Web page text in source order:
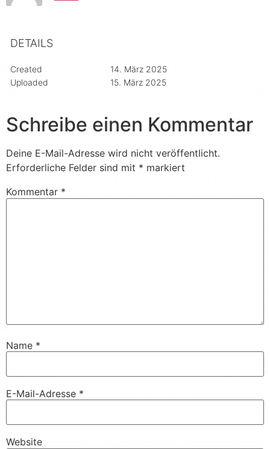
DETAILS
Created
14. März 2025
Uploaded
15. März 2025
Schreibe einen Kommentar
Deine E-Mail-Adresse wird nicht veröffentlicht.
Erforderliche Felder sind mit * markiert
Kommentar *
Name *
E-Mail-Adresse *
Website